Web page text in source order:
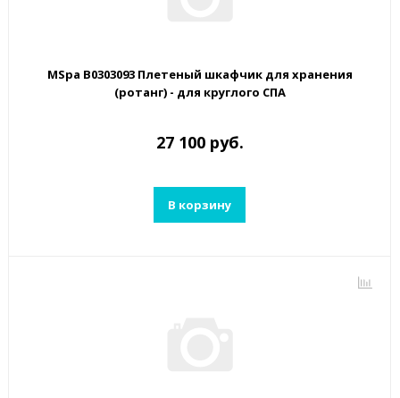
MSpa B0303093 Плетеный шкафчик для хранения
(ротанг) - для круглого СПА
27 100 руб.
В корзину